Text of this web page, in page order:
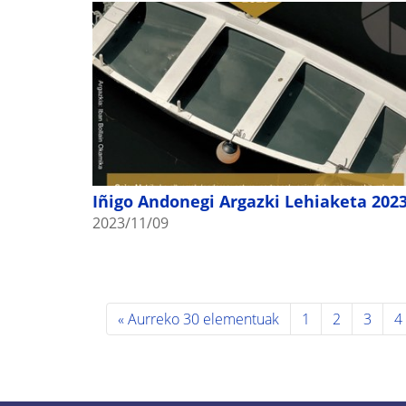
Iñigo Andonegi Argazki Lehiaketa
2023/11/09
« Aurreko 30 elementuak 1 2 3 4